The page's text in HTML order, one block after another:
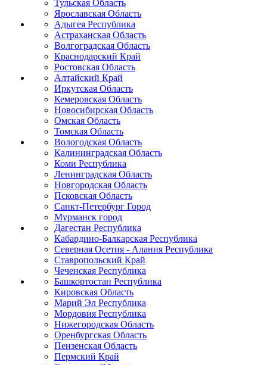
Тульская Область
Ярославская Область
Адыгея Республика
Астраханская Область
Волгоградская Область
Краснодарский Край
Ростовская Область
Алтайский Край
Иркутская Область
Кемеровская Область
Новосибирская Область
Омская Область
Томская Область
Вологодская Область
Калининградская Область
Коми Республика
Ленинградская Область
Новгородская Область
Псковская Область
Санкт-Петербург Город
Мурманск город
Дагестан Республика
Кабардино-Балкарская Республика
Северная Осетия - Алания Республика
Ставропольский Край
Чеченская Республика
Башкортостан Республика
Кировская Область
Марий Эл Республика
Мордовия Республика
Нижегородская Область
Оренбургская Область
Пензенская Область
Пермский Край